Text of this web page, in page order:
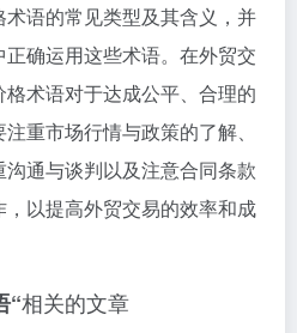
语的常见类型及其含义，并
确运用这些术语。在外贸交
术语对于达成公平、合理的
重市场行情与政策的了解、
通与谈判以及注意合同条款
以提高外贸交易的效率和成
“相关的文章